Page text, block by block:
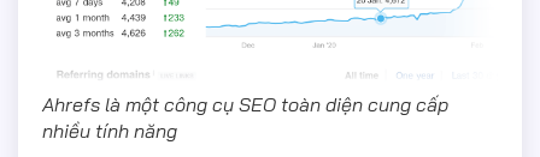
Ahrefs là một công cụ SEO toàn diện cung cấp
nhiều tính năng